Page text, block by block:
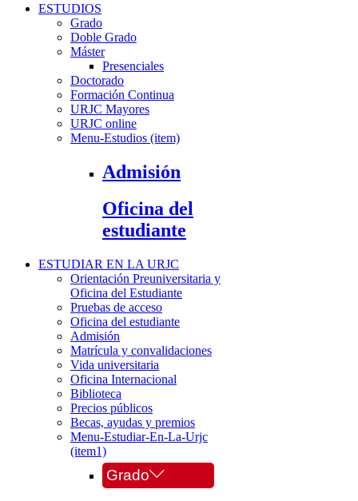
ESTUDIOS
Grado
Doble Grado
Máster
Presenciales
Doctorado
Formación Continua
URJC Mayores
URJC online
Menu-Estudios (item)
Admisión
Oficina del
estudiante
ESTUDIAR EN LA URJC
Orientación Preuniversitaria y
Oficina del Estudiante
Pruebas de acceso
Oficina del estudiante
Admisión
Matrícula y convalidaciones
Vida universitaria
Oficina Internacional
Biblioteca
Precios públicos
Becas, ayudas y premios
Menu-Estudiar-En-La-Urjc
(item1)
Grado